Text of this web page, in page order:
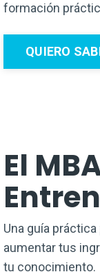
formación
QUIERO
El
Una guía
aumentar tus
tu conocimiento.